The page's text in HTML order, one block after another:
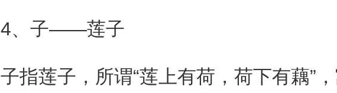
4、子——莲子
子指莲子，所谓“莲上有荷，荷下有藕”